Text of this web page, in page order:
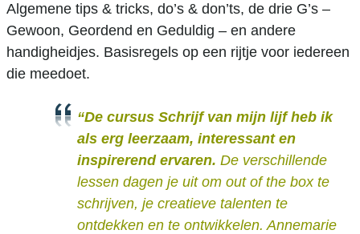
Algemene tips & tricks, do’s & don’ts, de drie G’s –
Gewoon, Geordend en Geduldig – en andere
handigheidjes. Basisregels op een rijtje voor iedereen
die meedoet.
“De cursus Schrijf van mijn lijf heb ik
als erg leerzaam, interessant en
inspirerend ervaren. De verschillende
lessen dagen je uit om out of the box te
schrijven, je creatieve talenten te
ontdekken en te ontwikkelen. Annemarie